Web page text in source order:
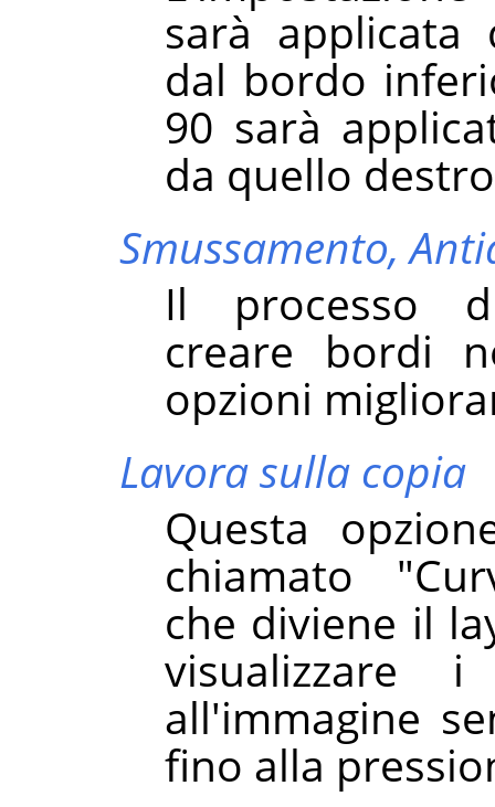
sarà
dal bordo
90 sarà
da quello
Smussamento,
Il processo
creare bordi
opzioni
Lavora sulla copia
Questa
chiamato
che diviene il
visualizzare i
all'immagine
fino alla